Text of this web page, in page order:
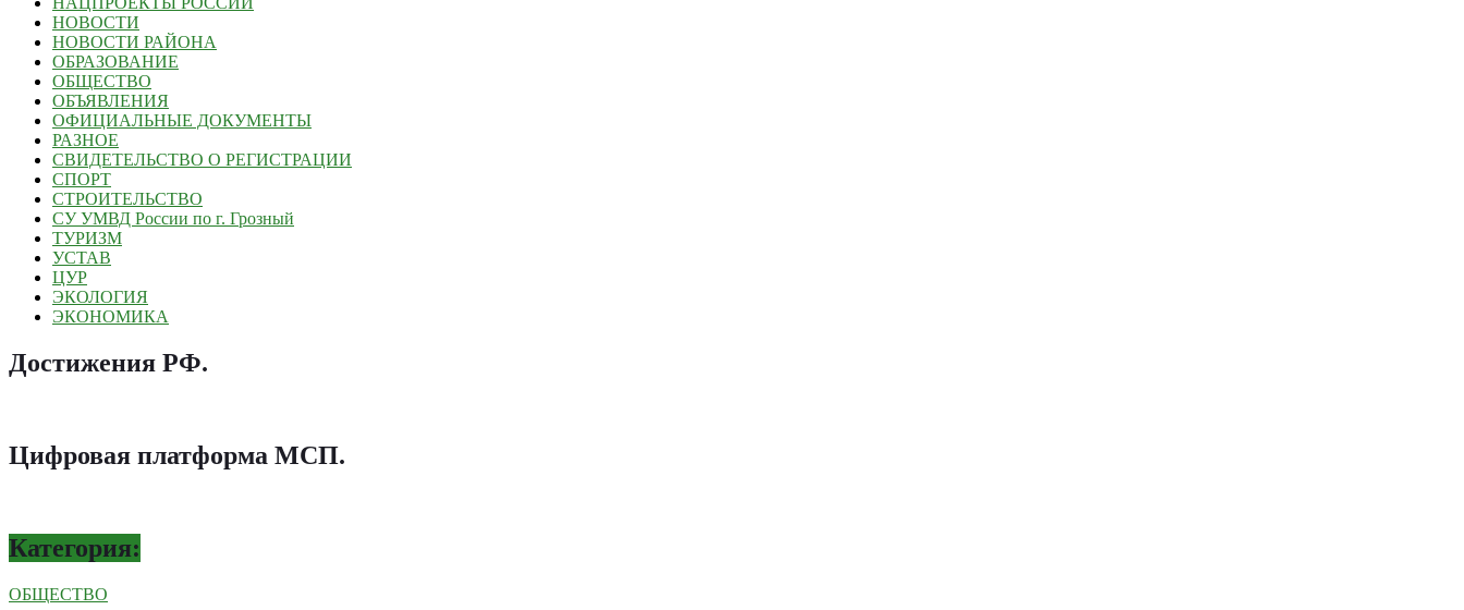
НОВОСТИ
НОВОСТИ РАЙОНА
ОБРАЗОВАНИЕ
ОБЩЕСТВО
ОБЪЯВЛЕНИЯ
ОФИЦИАЛЬНЫЕ ДОКУМЕНТЫ
РАЗНОЕ
СВИДЕТЕЛЬСТВО О РЕГИСТРАЦИИ
СПОРТ
СТРОИТЕЛЬСТВО
СУ УМВД России по г. Грозный
ТУРИЗМ
УСТАВ
ЦУР
ЭКОЛОГИЯ
ЭКОНОМИКА
Достижения РФ.
Цифровая платформа МСП.
Категория:
ОБЩЕСТВО